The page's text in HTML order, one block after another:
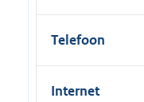
Telefoon
Internet